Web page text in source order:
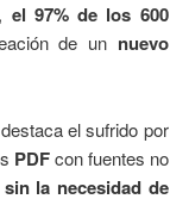
el 97% de los 600
de un nuevo
el sufrido por
PDFcon fuentes no
sin la necesidad de